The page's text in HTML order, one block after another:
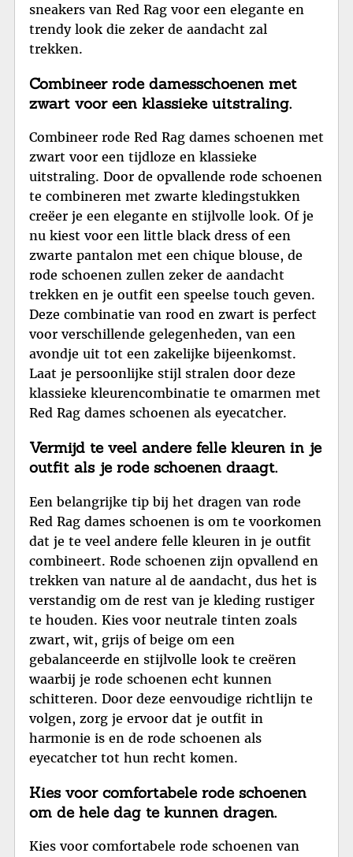
sneakers van Red Rag voor een elegante en
trendy look die zeker de aandacht zal
trekken.
Combineer rode damesschoenen met
zwart voor een klassieke uitstraling.
Combineer rode Red Rag dames schoenen met
zwart voor een tijdloze en klassieke
uitstraling. Door de opvallende rode schoenen
te combineren met zwarte kledingstukken
creëer je een elegante en stijlvolle look. Of je
nu kiest voor een little black dress of een
zwarte pantalon met een chique blouse, de
rode schoenen zullen zeker de aandacht
trekken en je outfit een speelse touch geven.
Deze combinatie van rood en zwart is perfect
voor verschillende gelegenheden, van een
avondje uit tot een zakelijke bijeenkomst.
Laat je persoonlijke stijl stralen door deze
klassieke kleurencombinatie te omarmen met
Red Rag dames schoenen als eyecatcher.
Vermijd te veel andere felle kleuren in je
outfit als je rode schoenen draagt.
Een belangrijke tip bij het dragen van rode
Red Rag dames schoenen is om te voorkomen
dat je te veel andere felle kleuren in je outfit
combineert. Rode schoenen zijn opvallend en
trekken van nature al de aandacht, dus het is
verstandig om de rest van je kleding rustiger
te houden. Kies voor neutrale tinten zoals
zwart, wit, grijs of beige om een
gebalanceerde en stijlvolle look te creëren
waarbij je rode schoenen echt kunnen
schitteren. Door deze eenvoudige richtlijn te
volgen, zorg je ervoor dat je outfit in
harmonie is en de rode schoenen als
eyecatcher tot hun recht komen.
Kies voor comfortabele rode schoenen
om de hele dag te kunnen dragen.
Kies voor comfortabele rode schoenen van